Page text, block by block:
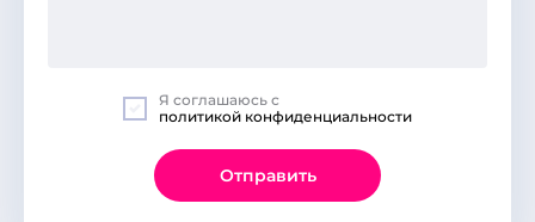
Отправить
Я соглашаюсь с
политикой конфиденциальности